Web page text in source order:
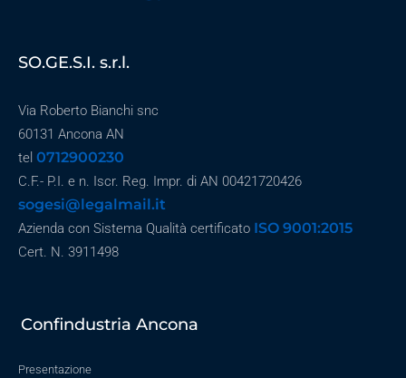
SO.GE.S.I. s.r.l.
Via Roberto Bianchi snc
60131 Ancona AN
tel 0712900230
C.F.- P.I. e n. Iscr. Reg. Impr. di AN 00421720426
sogesi@legalmail.it
Azienda con Sistema Qualità certificato ISO 9001:2015
Cert. N. 3911498
Confindustria Ancona
Presentazione